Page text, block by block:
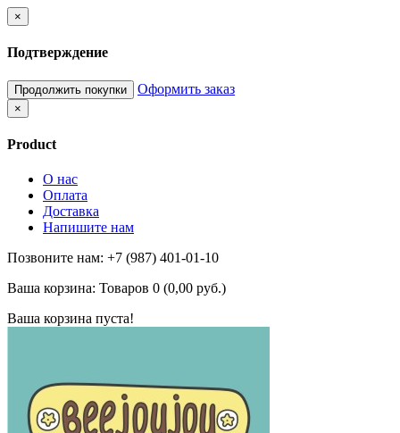
×
Подтверждение
Продолжить покупки Оформить заказ
×
Product
О нас
Оплата
Доставка
Напишите нам
Позвоните нам: +7 (987) 401-01-10
Ваша корзина: Товаров 0 (0,00 руб.)
Ваша корзина пуста!